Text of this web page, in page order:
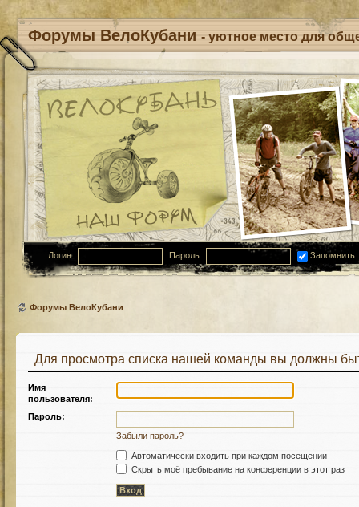
Форумы ВелоКубани - уютное место для
Логин: Пароль: Запомнить
Форумы ВелоКубани
Для просмотра списка нашей команды вы должны
Имя
пользователя:
Пароль:
Забыли пароль?
Автоматически входить при каждом посещении
Скрыть моё пребывание на конференции в этот раз